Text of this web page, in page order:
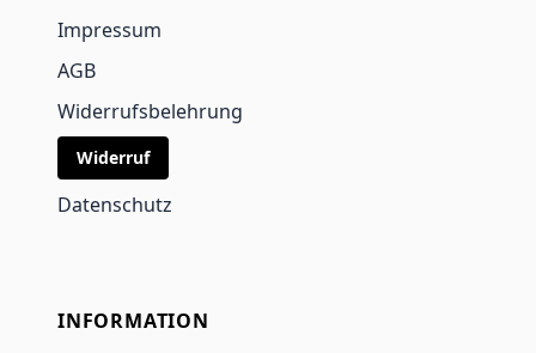
Impressum
AGB
Widerrufsbelehrung
Widerruf
Datenschutz
INFORMATION